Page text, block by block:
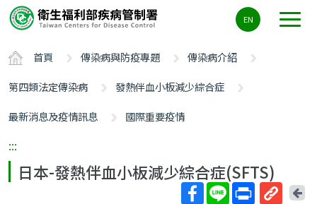
要
容
ALT+C
EN
首頁 傳染病與防疫專題
傳染病介紹
第四類法定傳染病
發熱伴血小板減少綜合症
最新消息及疫情訊息
國際重要疫情
:::
日本-發熱伴血小板減少綜合症(SFTS)
回